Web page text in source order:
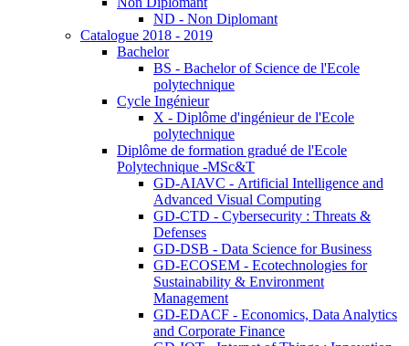
ND - Non Diplomant
Catalogue 2018 - 2019
Bachelor
BS - Bachelor of Science de l'Ecole
polytechnique
Cycle Ingénieur
X - Diplôme d'ingénieur de l'Ecole
polytechnique
Diplôme de formation gradué de l'Ecole
Polytechnique -MSc&T
GD-AIAVC - Artificial Intelligence and
Advanced Visual Computing
GD-CTD - Cybersecurity : Threats &
Defenses
GD-DSB - Data Science for Business
GD-ECOSEM - Ecotechnologies for
Sustainability & Environment
Management
GD-EDACF - Economics, Data Analytics
and Corporate Finance